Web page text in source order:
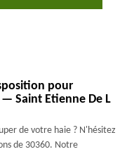
pour
Saint Etienne De L
de votre haie ? N'hésitez
de 30360. Notre